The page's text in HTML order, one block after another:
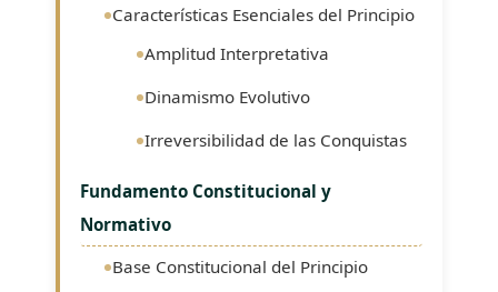
Características Esenciales del Principio
Amplitud Interpretativa
Dinamismo Evolutivo
Irreversibilidad de las Conquistas
Fundamento Constitucional y
Normativo
Base Constitucional del Principio